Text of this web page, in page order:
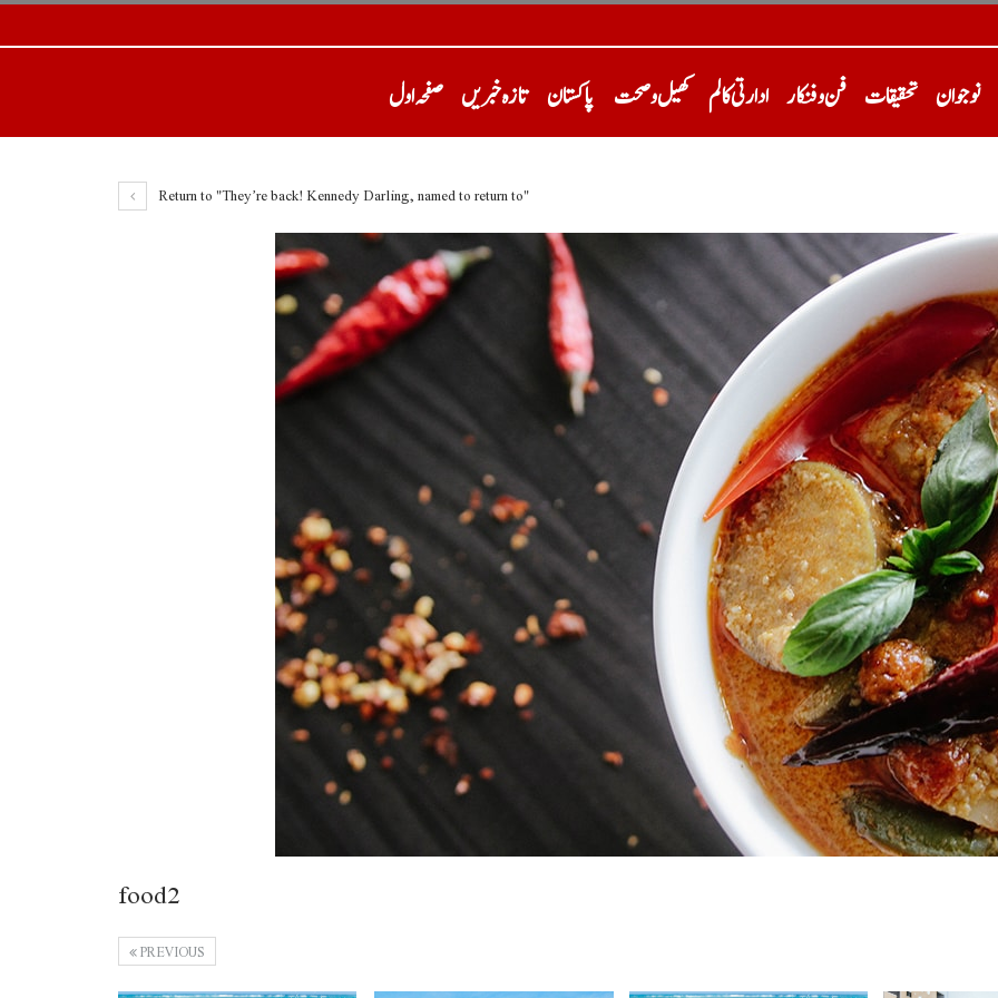
صفحہ اول تازہ خبریں پاکستان کھیل و صحت ادارتی کالم فن و فنکار تحقیقات نوجوان
Return to "They’re back! Kennedy Darling, named to return to"
food2
PREVIOUS